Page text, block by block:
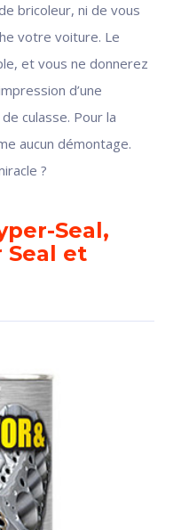
bricoleur, ni de vous
votre voiture. Le
et vous ne donnerez
d’une
culasse. Pour la
aucun démontage.
?
Seal,
Seal et